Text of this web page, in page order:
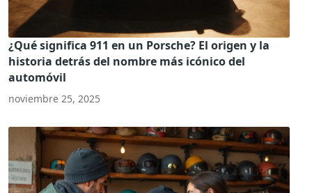
¿Qué significa 911 en un Porsche? El origen y la
historia detrás del nombre más icónico del
automóvil
noviembre 25, 2025